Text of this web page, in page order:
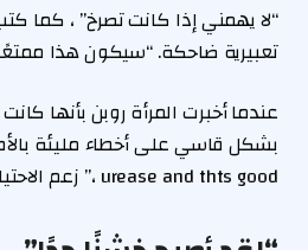
“لا يهمني إذا كانت تصرخ” ، كما
تعبيرية ضاحكة. “سيكون هذا
عندما أخبرت المرأة روبن بأنها
urease and thts good ،” زعم الاحتياطي الفيدرالي.